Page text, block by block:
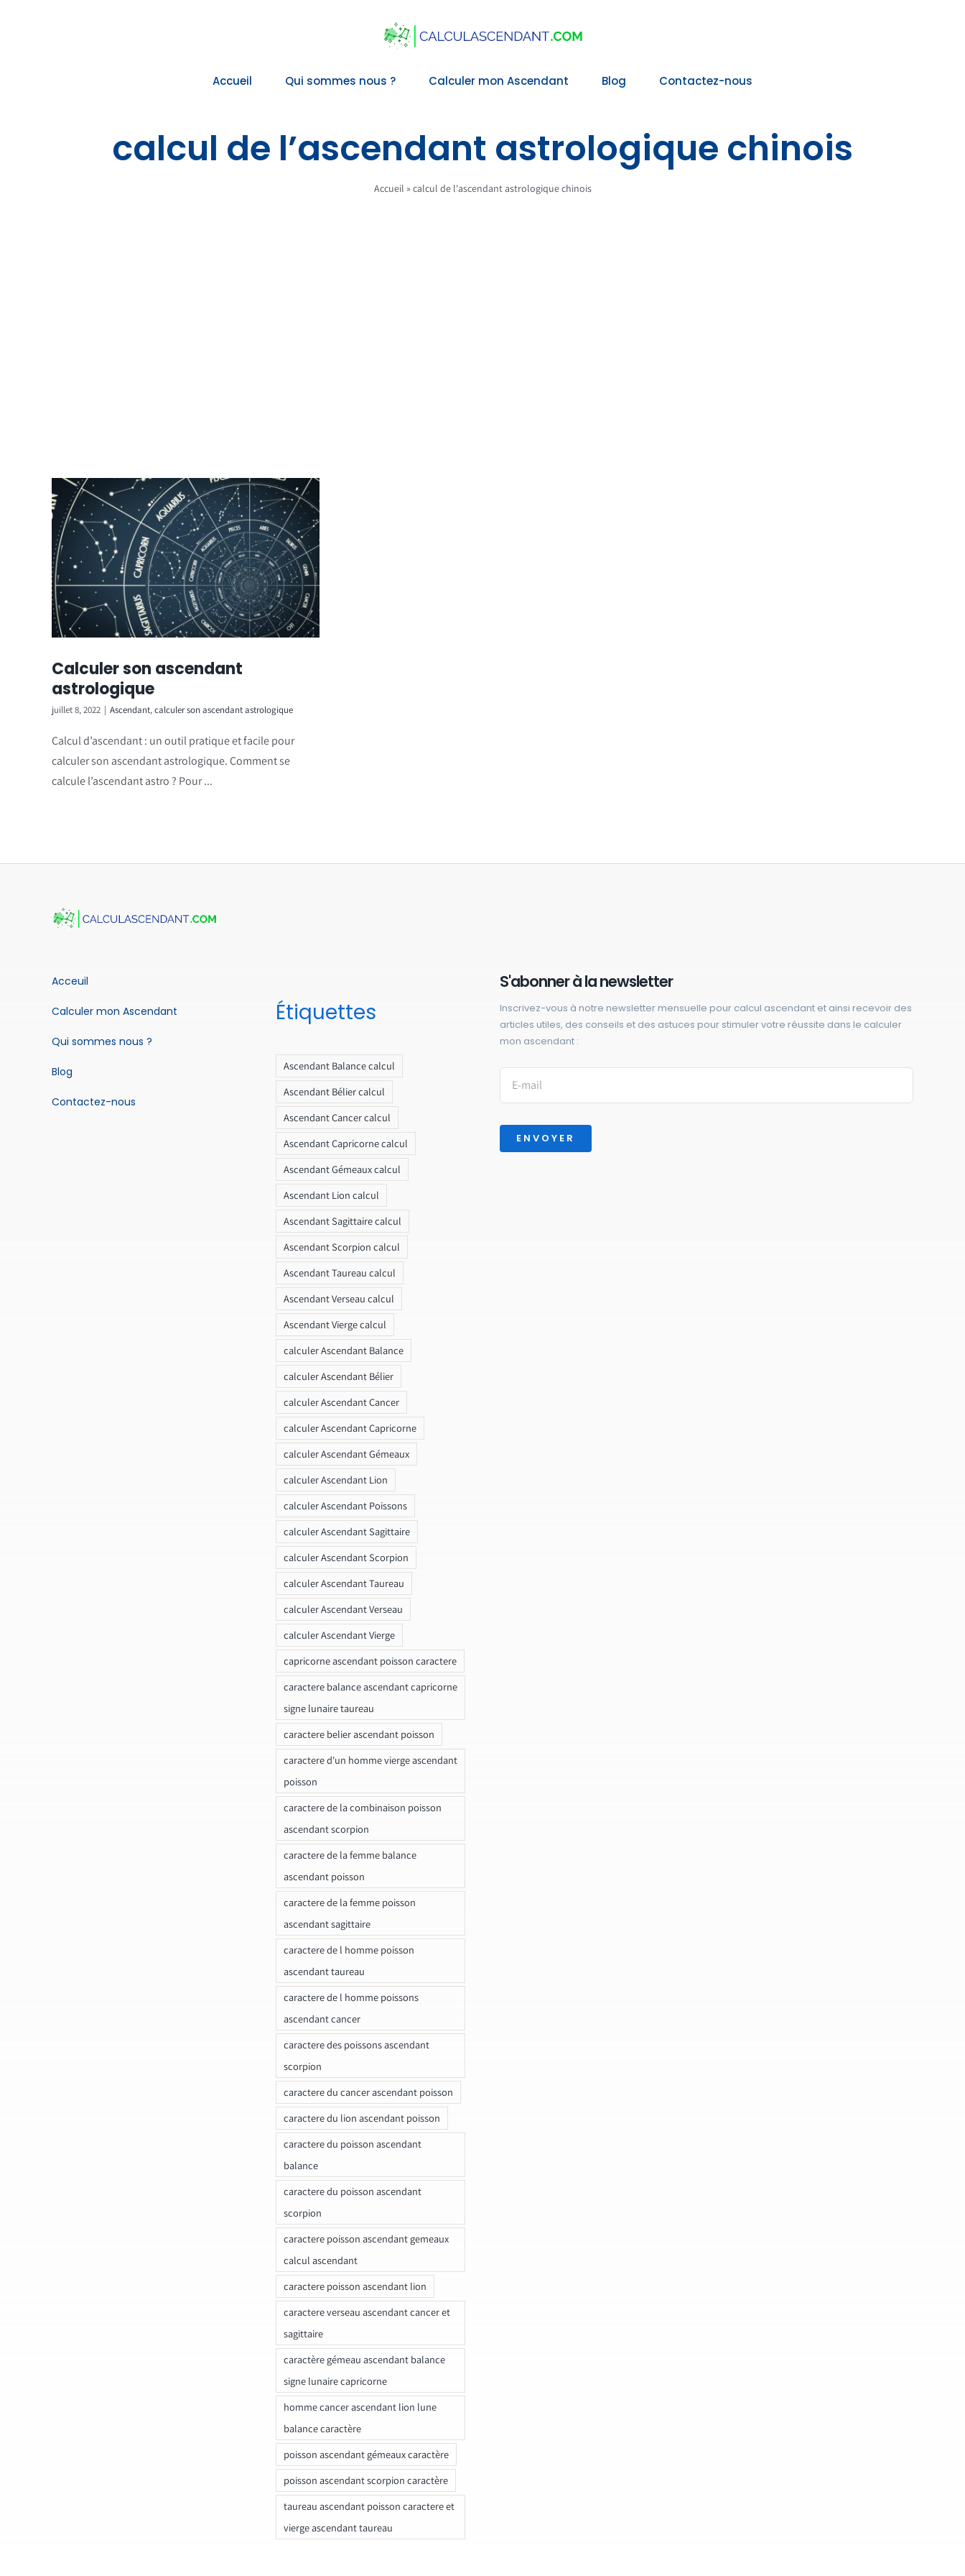
Accueil Qui sommes nous ? Calculer mon Ascendant Blog Contactez-nous
calcul de l’ascendant astrologique chinois
Accueil »calcul de l'ascendant astrologique chinois
Calculer son ascendant
astrologique
juillet 8, 2022 | Ascendant,calculer son ascendant astrologique
Calcul d’ascendant : un outil pratique et facile pour
calculer son ascendant astrologique. Comment se
calcule l’ascendant astro ? Pour ...
Acceuil
Calculer mon Ascendant
Qui sommes nous ?
Blog
Contactez-nous
Étiquettes
Ascendant Balance calcul
Ascendant Bélier calcul
Ascendant Cancer calcul
Ascendant Capricorne calcul
Ascendant Gémeaux calcul
Ascendant Lion calcul
Ascendant Sagittaire calcul
Ascendant Scorpion calcul
Ascendant Taureau calcul
Ascendant Verseau calcul
Ascendant Vierge calcul
calculer Ascendant Balance
calculer Ascendant Bélier
calculer Ascendant Cancer
calculer Ascendant Capricorne
calculer Ascendant Gémeaux
calculer Ascendant Lion
calculer Ascendant Poissons
calculer Ascendant Sagittaire
calculer Ascendant Scorpion
calculer Ascendant Taureau
calculer Ascendant Verseau
calculer Ascendant Vierge
capricorne ascendant poisson caractere
caractere balance ascendant capricorne
signe lunaire taureau
caractere belier ascendant poisson
caractere d'un homme vierge ascendant
poisson
caractere de la combinaison poisson
ascendant scorpion
caractere de la femme balance
ascendant poisson
caractere de la femme poisson
ascendant sagittaire
caractere de l homme poisson
ascendant taureau
caractere de l homme poissons
ascendant cancer
caractere des poissons ascendant
scorpion
caractere du cancer ascendant poisson
caractere du lion ascendant poisson
caractere du poisson ascendant
balance
caractere du poisson ascendant
scorpion
caractere poisson ascendant gemeaux
calcul ascendant
caractere poisson ascendant lion
caractere verseau ascendant cancer et
sagittaire
caractère gémeau ascendant balance
signe lunaire capricorne
homme cancer ascendant lion lune
balance caractère
poisson ascendant gémeaux caractère
poisson ascendant scorpion caractère
taureau ascendant poisson caractere et
vierge ascendant taureau
S'abonner à la newsletter
Inscrivez-vous à notre newsletter mensuelle pour calcul ascendant et ainsi recevoir des
articles utiles, des conseils et des astuces pour stimuler votre réussite dans le calculer
mon ascendant :
ENVOYER